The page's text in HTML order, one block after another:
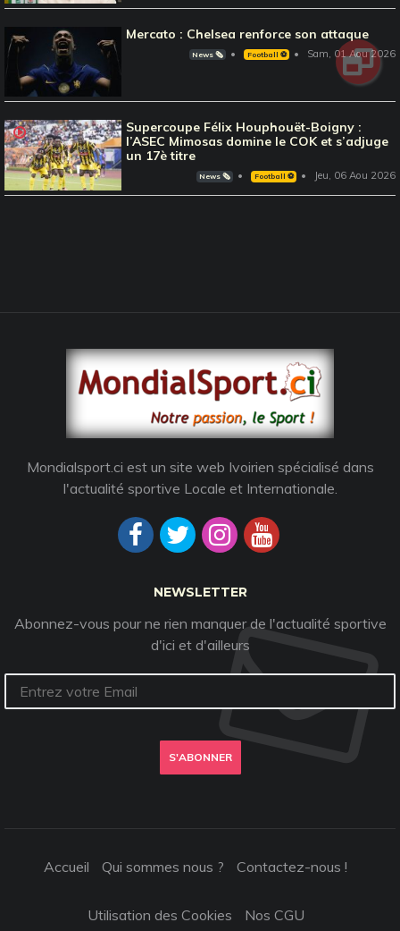
Mercato : Chelsea renforce son attaque
News 🗞️ Football ⚽️ Sam, 01 Aou 2026
Supercoupe Félix Houphouët-Boigny :
l’ASEC Mimosas domine le COK et s’adjuge
un 17è titre
News 🗞️ Football ⚽️ Jeu, 06 Aou 2026
Mondialsport.ci est un site web Ivoirien spécialisé dans
l'actualité sportive Locale et Internationale.
NEWSLETTER
Abonnez-vous pour ne rien manquer de l'actualité sportive
d'ici et d'ailleurs
S'ABONNER
Accueil Qui sommes nous ? Contactez-nous !
Utilisation des Cookies Nos CGU